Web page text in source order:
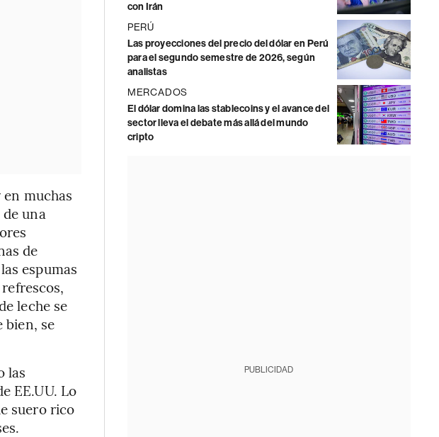
muchas
una
de
espumas
leche se
bien, se
las
EE.UU. Lo
suero rico
con Irán
PERÚ
Las proyecciones del precio del dólar en Perú
para el segundo semestre de 2026, según
analistas
MERCADOS
El dólar domina las stablecoins y el avance del
sector lleva el debate más allá del mundo
cripto
PUBLICIDAD